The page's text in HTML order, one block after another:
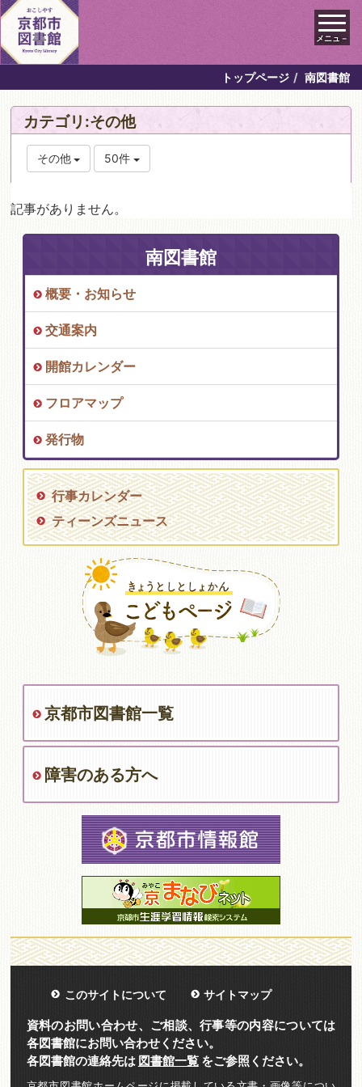
メニュ－
トップページ 南図書館
カテゴリ:その他
その他 50件
記事がありません。
南図書館
概要・お知らせ
交通案内
開館カレンダー
フロアマップ
発行物
行事カレンダー
ティーンズニュース
京都市図書館一覧
障害のある方へ
このサイトについて サイトマップ
資料のお問い合わせ、ご相談、行事等の内容については
各図書館にお問い合わせください。
各図書館の連絡先は 図書館一覧をご参照ください。